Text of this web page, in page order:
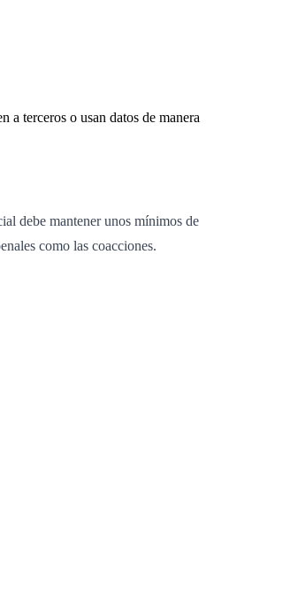
a terceros o usan datos de manera
debe mantener unos mínimos de
como las coacciones.